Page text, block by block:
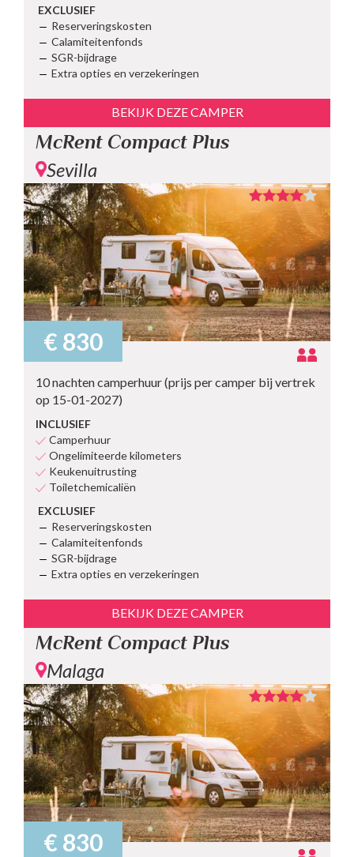
EXCLUSIEF
Reserveringskosten
Calamiteitenfonds
SGR-bijdrage
Extra opties en verzekeringen
BEKIJK DEZE CAMPER
McRent Compact Plus
Sevilla
€ 830
10 nachten camperhuur (prijs per camper bij vertrek
op 15-01-2027)
INCLUSIEF
Camperhuur
Ongelimiteerde kilometers
Keukenuitrusting
Toiletchemicaliën
EXCLUSIEF
Reserveringskosten
Calamiteitenfonds
SGR-bijdrage
Extra opties en verzekeringen
BEKIJK DEZE CAMPER
McRent Compact Plus
Malaga
€ 830